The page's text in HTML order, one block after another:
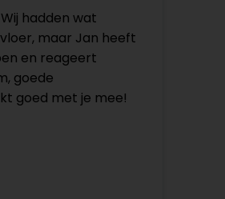
hadden wat
maar Jan heeft
en reageert
goede
goed met je mee!